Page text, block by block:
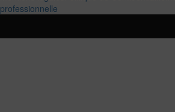
professionnelle